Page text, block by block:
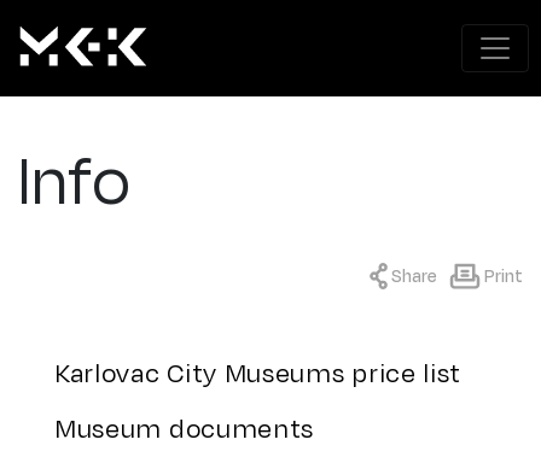
Info
Share Print
Karlovac City Museums price list
Museum documents